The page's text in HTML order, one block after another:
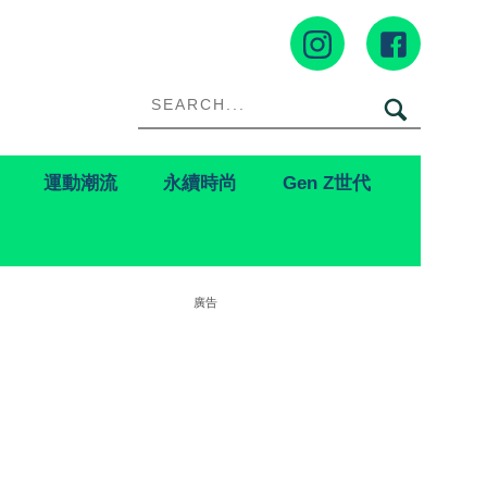
運動潮流 永續時尚 Gen Z世代
廣告